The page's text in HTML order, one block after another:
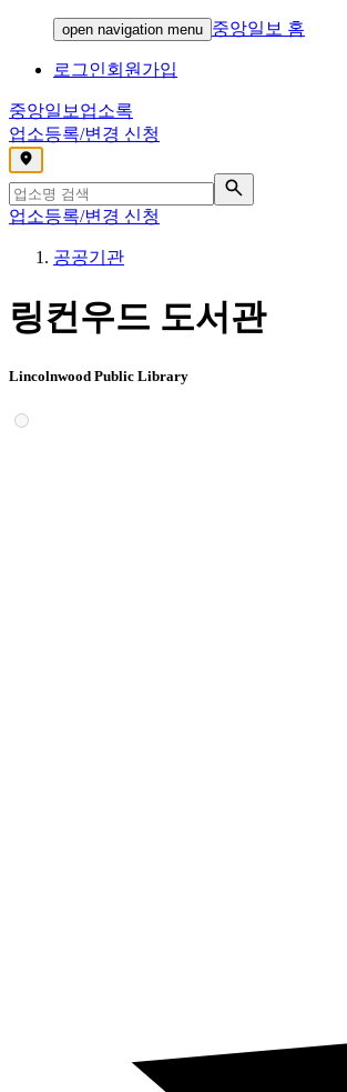
open navigation menu 중앙일보 홈
로그인회원가입
중앙일보 업소록
업소등록/변경 신청
,
업소등록/변경 신청
공공기관
링컨우드 도서관
Lincolnwood Public Library